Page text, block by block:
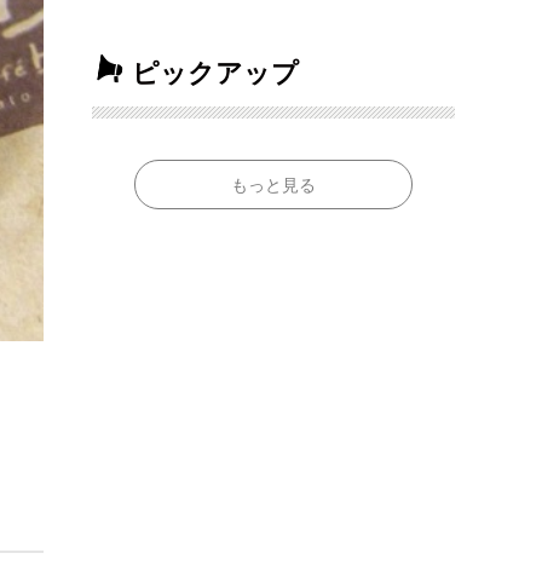
ピックアップ
もっと見る